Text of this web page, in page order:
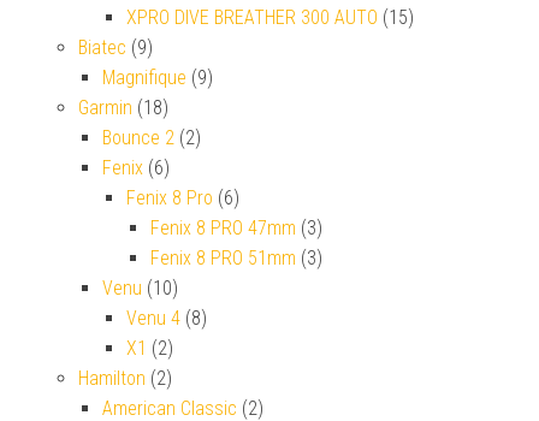
XPRO DIVE BREATHER 300 AUTO (15)
Biatec (9)
Magnifique (9)
Garmin (18)
Bounce 2 (2)
Fenix (6)
Fenix 8 Pro (6)
Fenix 8 PRO 47mm (3)
Fenix 8 PRO 51mm (3)
Venu (10)
Venu 4 (8)
X1 (2)
Hamilton (2)
American Classic (2)